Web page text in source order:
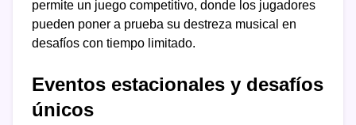
permite un juego competitivo, donde los jugadores
pueden poner a prueba su destreza musical en
desafíos con tiempo limitado.
Eventos estacionales y desafíos
únicos